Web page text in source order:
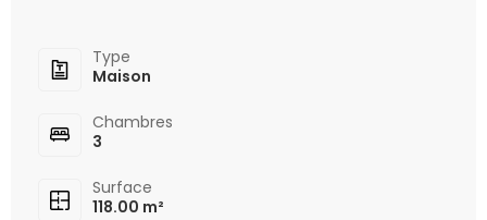
Type
Maison
Chambres
3
Surface
118.00 m²